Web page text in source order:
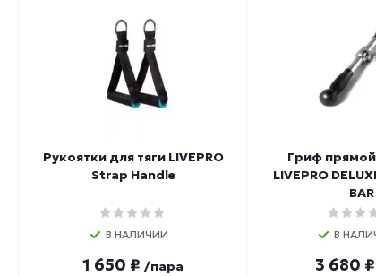
Рукоятки для тяги LIVEPRO
Strap Handle
В НАЛИЧИИ
1 650 ₽ /пара
Гриф прямой
LIVEPRO
BAR
В
3 680 ₽